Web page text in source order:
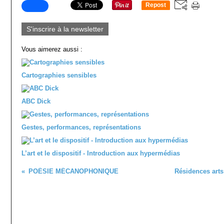
Repost
S'inscrire à la newsletter
Vous aimerez aussi :
Cartographies sensibles
ABC Dick
Gestes, performances, représentations
L’art et le dispositif - Introduction aux hypermédias
POÉSIE MÉCANOPHONIQUE Résidences